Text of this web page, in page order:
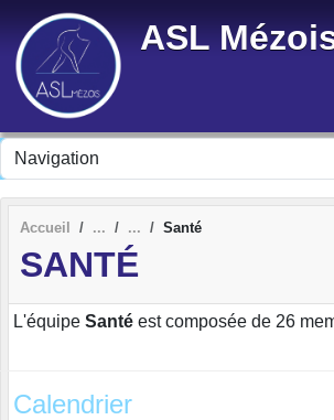
ASL
Accueil Santé
SANTÉ
L'équipe Santé est composée de 26
Calendrier
Panneau de gestion des cookies